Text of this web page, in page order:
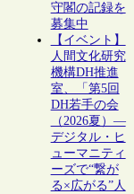
守閣の記録を
募集中
【イベント】
人間文化研究
機構DH推進
室、「第5回
DH若手の会
（2026夏）―
デジタル・ヒ
ューマニティ
ーズで“繋が
る×広がる”人